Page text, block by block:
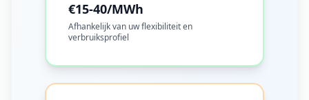
€15-40/MWh
Afhankelijk van uw flexibiliteit en
verbruiksprofiel